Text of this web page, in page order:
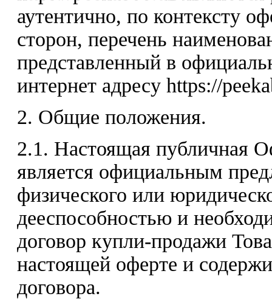
аутентично, по контексту
сторон, перечень
представленный в
интернет адресу https://
2. Общие положения.
2.1. Настоящая публичная
является официальным
физического или
дееспособностью и
договор купли-продажи
настоящей оферте и
договора.